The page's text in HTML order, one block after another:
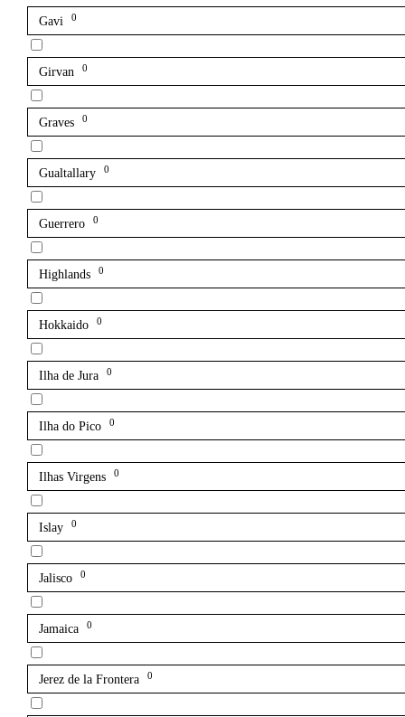
Gavi 0
Girvan 0
Graves 0
Gualtallary 0
Guerrero 0
Highlands 0
Hokkaido 0
Ilha de Jura 0
Ilha do Pico 0
Ilhas Virgens 0
Islay 0
Jalisco 0
Jamaica 0
Jerez de la Frontera 0